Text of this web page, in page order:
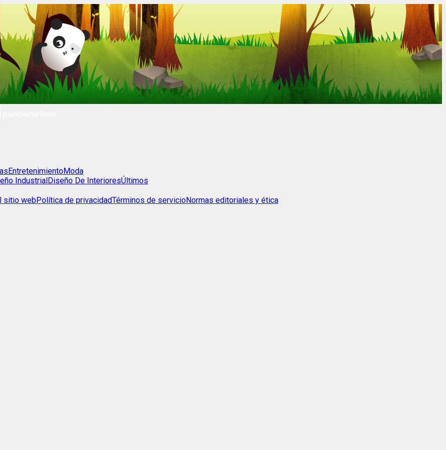
EntretenimientoModa
IndustrialDiseño De InterioresÚltimos
sitio webPolítica de privacidadTérminos de servicioNormas editoriales y ética